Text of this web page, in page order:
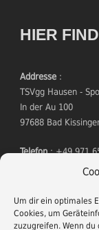
Um dir ein optimales
Cookies, um
zuzugreifen. Wenn
HIER
Addresse :
TSVgg Hausen -
In der Au 100
97688 Bad
Telefon: +49 971